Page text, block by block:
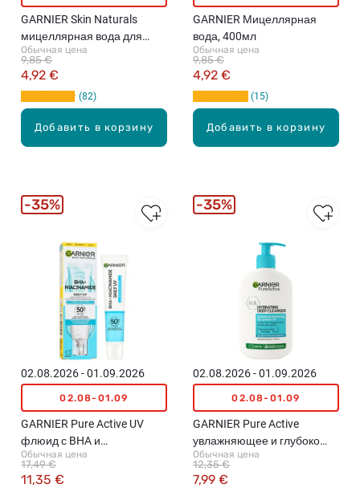
Добавить в корзину
GARNIER Skin Naturals
мицеллярная вода для
лица, 400мл
Обычная цена
4,92 €
9,85 €
82
Добавить в корзину
GARNIER Мицеллярная
вода, 400мл
Обычная цена
4,92 €
9,85 €
15
02.08.2026 - 01.09.2026
02.08-01.09
GARNIER Pure Active UV
флюид с BHA и
ниацинамидом против
несовершенств, SPF 50,
Обычная цена
11,35 €
17,49 €
35%
02.08.2026 - 01.09.2026
02.08-01.09
GARNIER Pure Active
увлажняющее и глубоко
очищающее средство для
лица, 250мл
Обычная цена
7,99 €
12,35 €
35%